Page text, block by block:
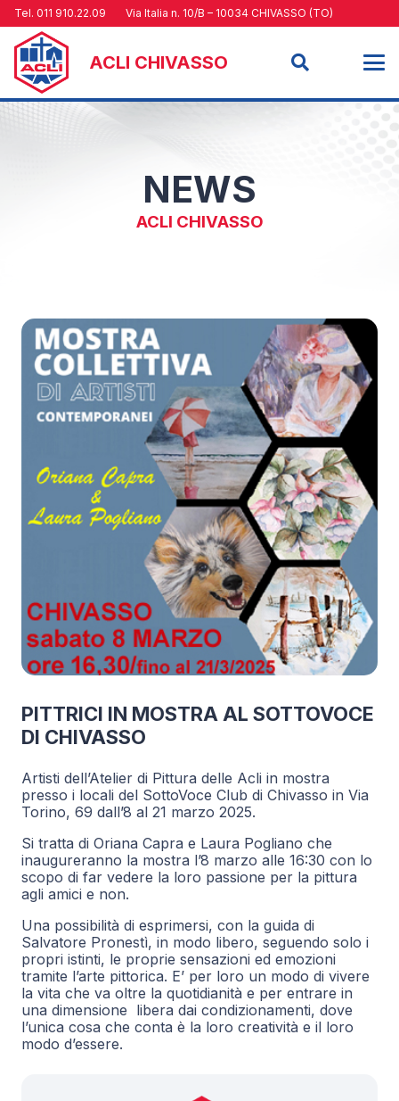
Tel. 011 910.22.09 Via Italia n. 10/B – 10034 CHIVASSO (TO)
ACLI CHIVASSO
NEWS
ACLI CHIVASSO
PITTRICI IN MOSTRA AL SOTTOVOCE
DI CHIVASSO
Artisti dell’Atelier di Pittura delle Acli in mostra
presso i locali del SottoVoce Club di Chivasso in Via
Torino, 69 dall’8 al 21 marzo 2025.
Si tratta di Oriana Capra e Laura Pogliano che
inaugureranno la mostra l’8 marzo alle 16:30 con lo
scopo di far vedere la loro passione per la pittura
agli amici e non.
Una possibilità di esprimersi, con la guida di
Salvatore Pronestì, in modo libero, seguendo solo i
propri istinti, le proprie sensazioni ed emozioni
tramite l’arte pittorica. E’ per loro un modo di vivere
la vita che va oltre la quotidianità e per entrare in
una dimensione libera dai condizionamenti, dove
l’unica cosa che conta è la loro creatività e il loro
modo d’essere.